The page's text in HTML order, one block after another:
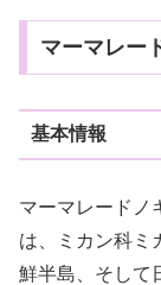
マーマレー
基本情報
マーマレードノ
は、ミカン科ミ
鮮半島、そして